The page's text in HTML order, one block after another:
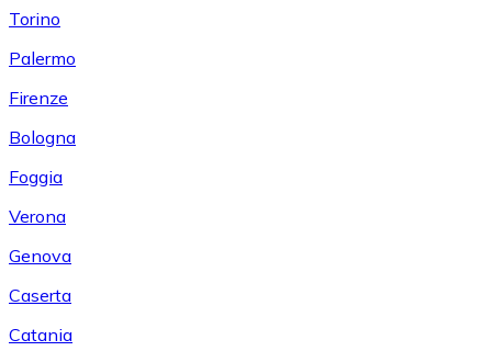
Torino
Palermo
Firenze
Bologna
Foggia
Verona
Genova
Caserta
Catania